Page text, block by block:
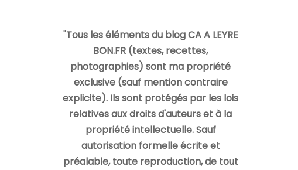
"Tous les éléments du blog CA A LEYRE
BON.FR (textes, recettes,
photographies) sont ma propriété
exclusive (sauf mention contraire
explicite). Ils sont protégés par les lois
relatives aux droits d'auteurs et à la
propriété intellectuelle. Sauf
autorisation formelle écrite et
préalable, toute reproduction, de tout